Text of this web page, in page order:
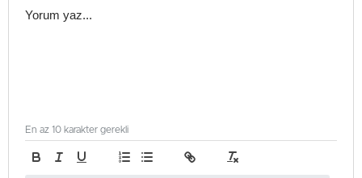
En az 10 karakter gerekli